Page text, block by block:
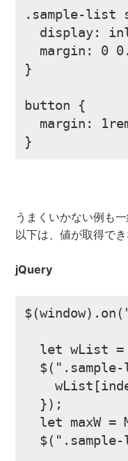
.sample-list
display:
margin: 0
}
button {
margin:
}
うまくいかない例も
以下は、値が取得で
jQuery
let wList =
  });
let maxW =